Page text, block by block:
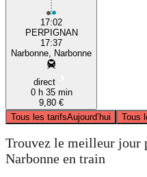
17:02
PERPIGNAN
17:37
Narbonne, Narbonne
direct
0 h 35 min
9,80 €
Tous les tarifsAujourd’hui Tous
Trouvez le meilleur jour
Narbonne en train